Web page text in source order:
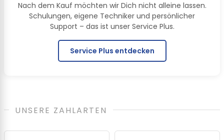
Nach dem Kauf möchten wir Dich nicht alleine lassen.
Schulungen, eigene Techniker und persönlicher
Support – das ist unser Service Plus.
Service Plus entdecken
UNSERE ZAHLARTEN